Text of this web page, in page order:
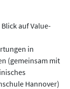
auf Value-
in
(gemeinsam mit
Hannover)